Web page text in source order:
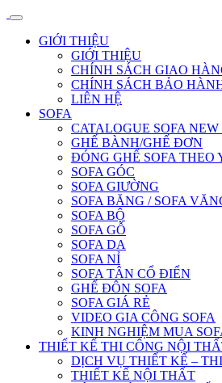
GIỚI THIỆU
GIỚI THIỆU
CHÍNH SÁCH GIAO
CHÍNH SÁCH BẢO
LIÊN HỆ
SOFA
CATALOGUE SOFA NEW
GHẾ BÀNH/GHẾ ĐƠN
ĐÓNG GHẾ SOFA THEO
SOFA GÓC
SOFA GIƯỜNG
SOFA BĂNG / SOFA
SOFA BỘ
SOFA GỖ
SOFA DA
SOFA NỈ
SOFA TÂN CỔ ĐIỂN
GHẾ ĐÔN SOFA
SOFA GIÁ RẺ
VIDEO GIA CÔNG SOFA
KINH NGHIỆM MUA
THIẾT KẾ THI CÔNG NỘI
DỊCH VỤ THIẾT KẾ –
THIẾT KẾ NỘI THẤT